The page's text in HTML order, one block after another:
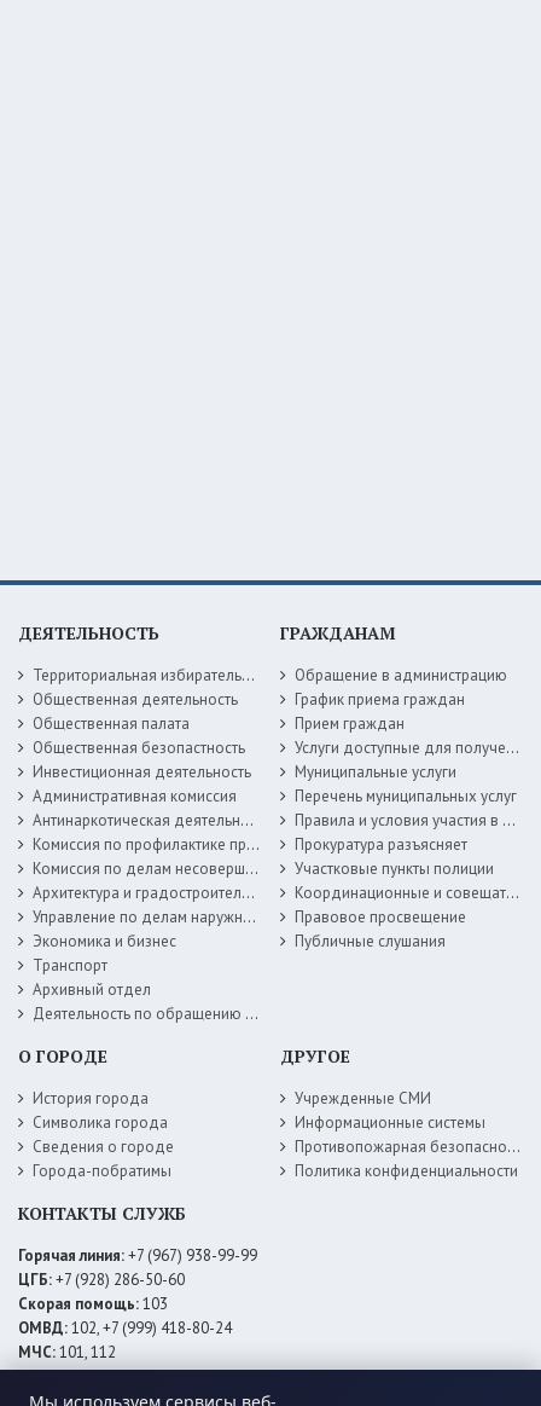
ДЕЯТЕЛЬНОСТЬ
Территориальная избирательная комиссия
Общественная деятельность
Общественная палата
Общественная безопастность
Инвестиционная деятельность
Административная комиссия
Антинаркотическая деятельность
Комиссия по профилактике правонарушений
Комиссия по делам несовершеннолетних
Архитектура и градостроительство
Управление по делам наружной рекламы
Экономика и бизнес
Транспорт
Архивный отдел
Деятельность по обращению с животными без владельцев
ГРАЖДАНАМ
Обращение в администрацию
График приема граждан
Прием граждан
Услуги доступные для получения в электронной форме
Муниципальные услуги
Перечень муниципальных услуг
Правила и условия участия в жилищных программах
Прокуратура разъясняет
Участковые пункты полиции
Координационные и совещательные органы
Правовое просвещение
Публичные слушания
О ГОРОДЕ
История города
Символика города
Сведения о городе
Города-побратимы
ДРУГОЕ
Учрежденные СМИ
Информационные системы
Противопожарная безопасность
Политика конфиденциальности
КОНТАКТЫ СЛУЖБ
Горячая линия:+7 (967) 938-99-99
ЦГБ:+7 (928) 286-50-60
Скорая помощь:103
ОМВД:102, +7 (999) 418-80-24
МЧС:101, 112
ЕДДС:+7 (928) 576-09-83
Электросети:+7 (800) 220-02-20